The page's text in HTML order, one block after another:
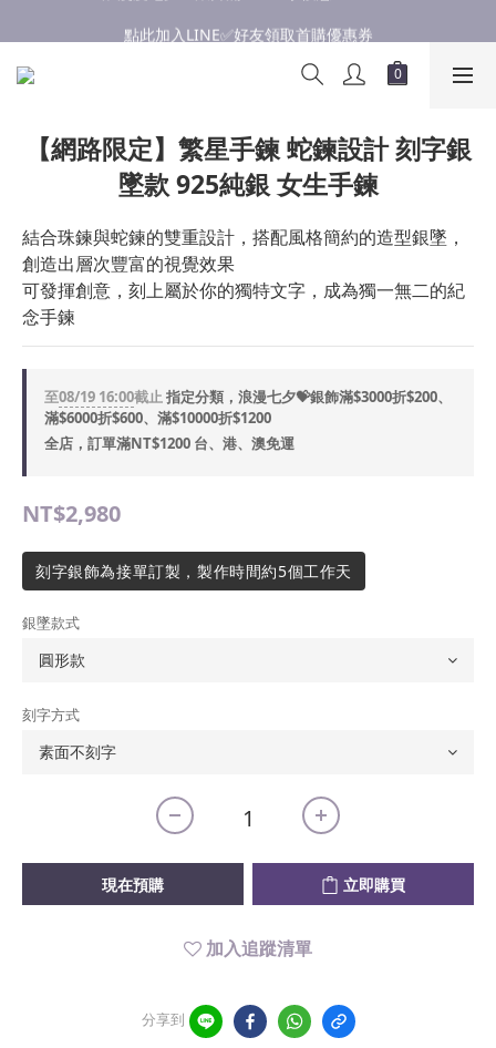
浪漫慶七夕💝銀飾滿$3000享優惠💝至8/19
【網路限定】繁星手鍊 蛇鍊設計 刻字銀
墜款 925純銀 女生手鍊
結合珠鍊與蛇鍊的雙重設計，搭配風格簡約的造型銀墜，
創造出層次豐富的視覺效果
可發揮創意，刻上屬於你的獨特文字，成為獨一無二的紀
念手鍊
至08/19 16:00截止指定分類，浪漫七夕💝銀飾滿$3000折$200、
滿$6000折$600、滿$10000折$1200
全店，訂單滿NT$1200 台、港、澳免運
NT$2,980
刻字銀飾為接單訂製，製作時間約5個工作天
銀墜款式
刻字方式
現在預購 立即購買
加入追蹤清單
分享到